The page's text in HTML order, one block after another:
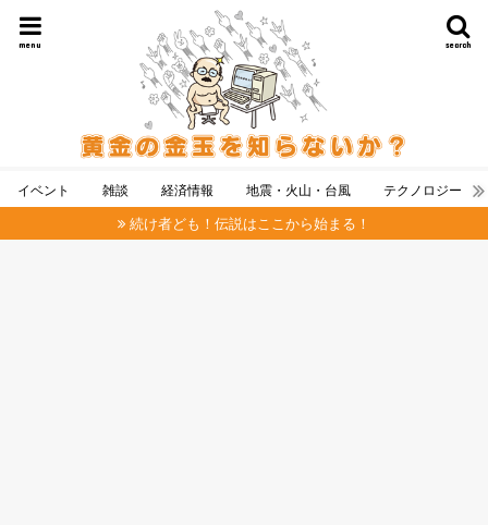
search
menu
イベント 雑談 経済情報 地震・火山・台風 テクノロジー
続け者ども！伝説はここから始まる！